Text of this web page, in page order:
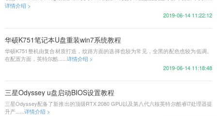
详情介绍 >
2019-06-14 11:22:12
华硕K751笔记本U盘重装win7系统教程
华硕K751整机由复合材质打造，纹路方面的选择也较为常见，全黑的配色也较为低调。
在配置方面，英特尔酷...... 详情介绍 >
2019-06-14 11:18:48
三星Odyssey u盘启动BIOS设置教程
三星Odyssey配备了新推出的顶级RTX 2080 GPU以及第八代六核英特尔酷睿i7处理器提
升产......详情介绍 >